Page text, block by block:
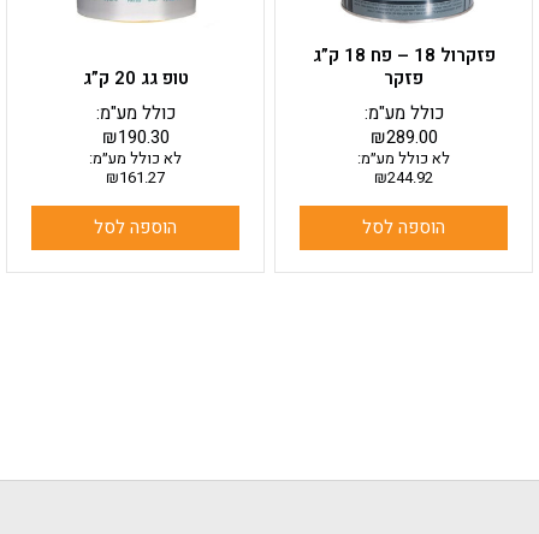
פזקרול 18 – פח 18 ק”ג
פזקר
₪289.00
כולל מע"מ:
לא כולל מע״מ:
₪244.92
הוספה לסל
טופ גג 20 ק”ג
₪190.30
כולל מע"מ:
לא כולל מע״מ:
₪161.27
הוספה לסל